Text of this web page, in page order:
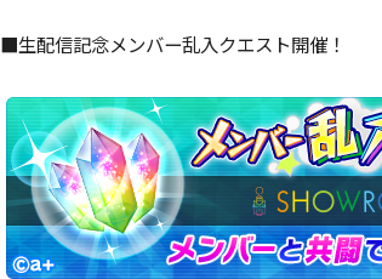
■生配信記念メンバー乱入クエスト開催！